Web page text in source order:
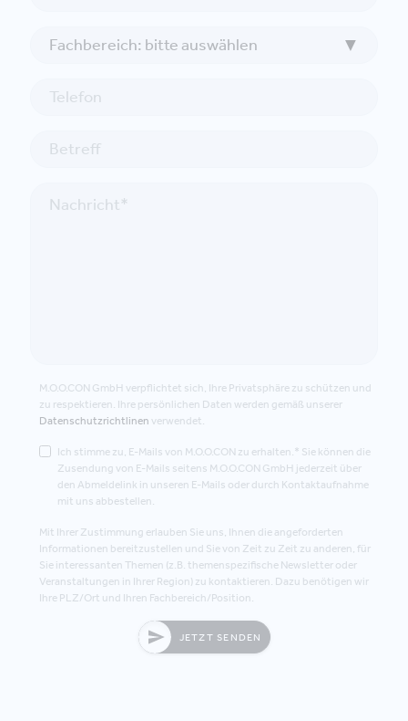
M.O.O.CON GmbH verpflichtet sich, Ihre Privatsphäre zu schützen und
zu respektieren. Ihre persönlichen Daten werden gemäß unserer
Datenschutzrichtlinen verwendet.
Ich stimme zu, E-Mails von M.O.O.CON zu erhalten.* Sie können die
Zusendung von E-Mails seitens M.O.O.CON GmbH jederzeit über
den Abmeldelink in unseren E-Mails oder durch Kontaktaufnahme
mit uns abbestellen.
Mit Ihrer Zustimmung erlauben Sie uns, Ihnen die angeforderten
Informationen bereitzustellen und Sie von Zeit zu Zeit zu anderen, für
Sie interessanten Themen (z.B. themenspezifische Newsletter oder
Veranstaltungen in Ihrer Region) zu kontaktieren. Dazu benötigen wir
Ihre PLZ/Ort und Ihren Fachbereich/Position.
JETZT SENDEN